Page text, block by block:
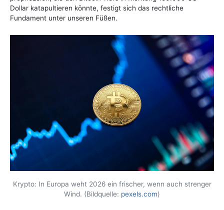
Dollar katapultieren könnte, festigt sich das rechtliche
Fundament unter unseren Füßen.
Krypto: In Europa weht 2026 ein frischer, wenn auch strenger
Wind. (Bildquelle: pexels.com)